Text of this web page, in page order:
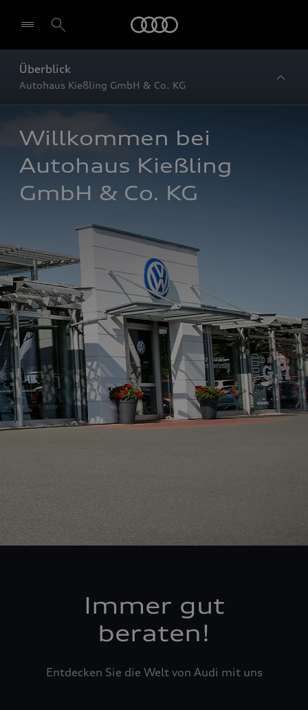
Überblick
Autohaus Kießling GmbH & Co. KG
Willkommen bei
Autohaus Kießling
GmbH & Co. KG
Immer gut
beraten!
Entdecken Sie die Welt von Audi mit uns